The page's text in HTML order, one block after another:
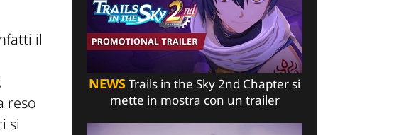
il
reso
si
NEWSTrails in the Sky 2nd Chapter si
mette in mostra con un trailer